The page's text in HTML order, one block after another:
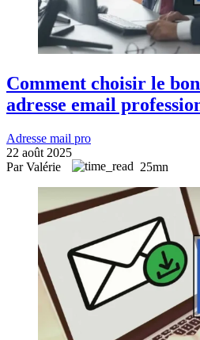
Comment choisir le
adresse email
Adresse mail pro
22 août 2025
Par Valérie
25mn